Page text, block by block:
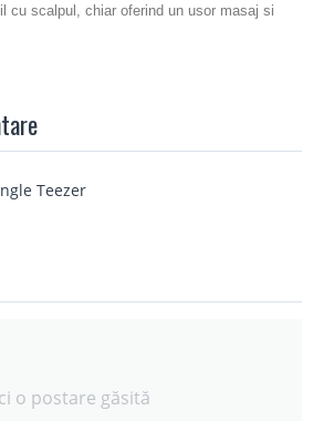
cu scalpul, chiar oferind un usor masaj si
Teezer
o postare găsită